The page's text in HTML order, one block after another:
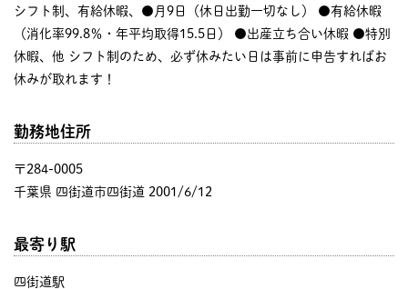
シフト制、有給休暇、●月9日（休日出勤一切なし） ●有給休暇
（消化率99.8％・年平均取得15.5日） ●出産立ち合い休暇 ●特別
休暇、他 シフト制のため、必ず休みたい日は事前に申告すればお
休みが取れます！
勤務地住所
〒284-0005
千葉県 四街道市四街道 2001/6/12
最寄り駅
四街道駅